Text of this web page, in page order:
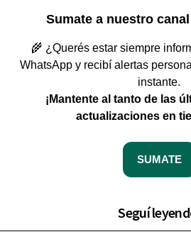
Sumate a nuestro
🌾 ¿Querés estar siempre
WhatsApp y recibí alertas
instante.
¡Mantente al tanto de las
actualizaciones en
SUMATE
Seguí